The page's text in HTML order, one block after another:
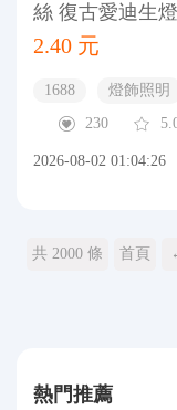
絲 復古愛迪生
2.40 元
1688 燈飾照明
230
2026-08-02 01:04:26
共 2000 條 首頁
熱門推薦